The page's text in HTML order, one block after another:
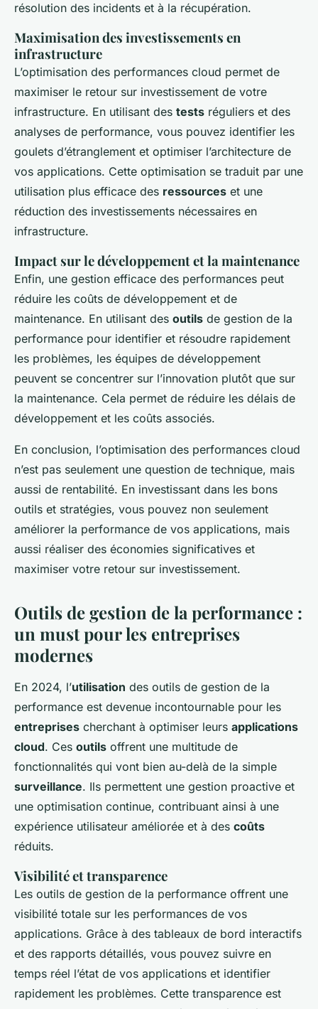
résolution des incidents et à la récupération.
Maximisation des investissements en
infrastructure
L’optimisation des performances cloud permet de
maximiser le retour sur investissement de votre
infrastructure. En utilisant des tests réguliers et des
analyses de performance, vous pouvez identifier les
goulets d’étranglement et optimiser l’architecture de
vos applications. Cette optimisation se traduit par une
utilisation plus efficace des ressources et une
réduction des investissements nécessaires en
infrastructure.
Impact sur le développement et la maintenance
Enfin, une gestion efficace des performances peut
réduire les coûts de développement et de
maintenance. En utilisant des outils de gestion de la
performance pour identifier et résoudre rapidement
les problèmes, les équipes de développement
peuvent se concentrer sur l’innovation plutôt que sur
la maintenance. Cela permet de réduire les délais de
développement et les coûts associés.
En conclusion, l’optimisation des performances cloud
n’est pas seulement une question de technique, mais
aussi de rentabilité. En investissant dans les bons
outils et stratégies, vous pouvez non seulement
améliorer la performance de vos applications, mais
aussi réaliser des économies significatives et
maximiser votre retour sur investissement.
Outils de gestion de la performance :
un must pour les entreprises
modernes
En 2024, l’utilisation des outils de gestion de la
performance est devenue incontournable pour les
entreprises cherchant à optimiser leurs applications
cloud. Ces outils offrent une multitude de
fonctionnalités qui vont bien au-delà de la simple
surveillance. Ils permettent une gestion proactive et
une optimisation continue, contribuant ainsi à une
expérience utilisateur améliorée et à des coûts
réduits.
Visibilité et transparence
Les outils de gestion de la performance offrent une
visibilité totale sur les performances de vos
applications. Grâce à des tableaux de bord interactifs
et des rapports détaillés, vous pouvez suivre en
temps réel l’état de vos applications et identifier
rapidement les problèmes. Cette transparence est